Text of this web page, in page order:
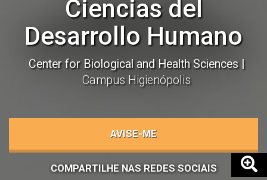
Ciencias del
Desarrollo Humano
Center for Biological and Health Sciences
Campus Higienópolis
AVISE-ME
COMPARTILHE NAS REDES SOCIAIS